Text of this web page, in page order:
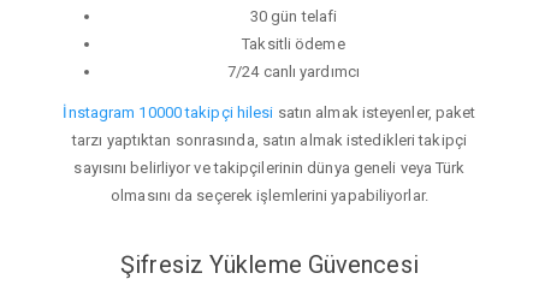
30 gün telafi
Taksitli ödeme
7/24 canlı yardımcı
İnstagram 10000 takipçi hilesi satın almak isteyenler, paket
tarzı yaptıktan sonrasında, satın almak istedikleri takipçi
sayısını belirliyor ve takipçilerinin dünya geneli veya Türk
olmasını da seçerek işlemlerini yapabiliyorlar.
Şifresiz Yükleme Güvencesi